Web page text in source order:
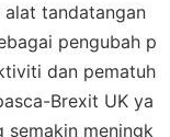
alat tandatangan
pengubah p
dan pematuh
Brexit UK ya
semakin meningk